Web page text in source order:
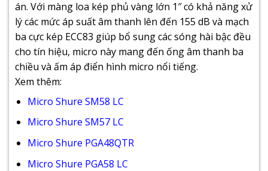
án. Với màng loa kép phủ vàng lớn 1″ có khả năng xử
lý các mức áp suất âm thanh lên đến 155 dB và mạch
ba cực kép ECC83 giúp bổ sung các sóng hài bậc đều
cho tín hiệu, micro này mang đến ống âm thanh ba
chiều và ấm áp điển hình micro nổi tiếng.
Xem thêm:
Micro Shure SM58 LC
Micro Shure SM57 LC
Micro Shure PGA48QTR
Micro Shure PGA58 LC